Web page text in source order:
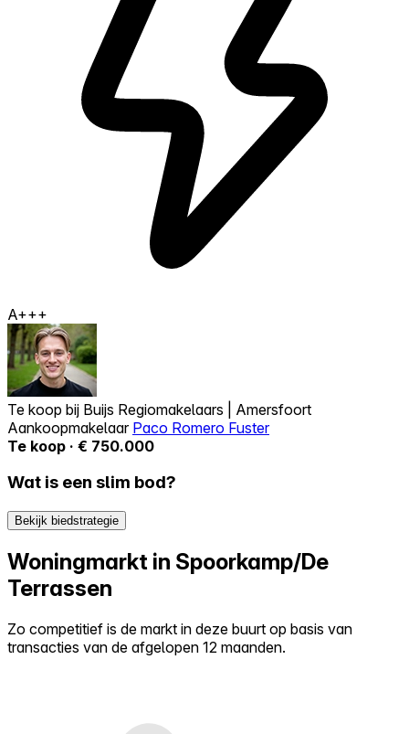
A+++
Te koop bij Buijs Regiomakelaars | Amersfoort
Aankoopmakelaar Paco Romero Fuster
Te koop · € 750.000
Wat is een slim bod?
Bekijk biedstrategie
Woningmarkt in Spoorkamp/De
Terrassen
Zo competitief is de markt in deze buurt op basis van
transacties van de afgelopen 12 maanden.